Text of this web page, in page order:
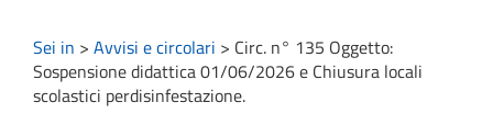
Sei in > Avvisi e circolari > Circ. n° 135 Oggetto:
Sospensione didattica 01/06/2026 e Chiusura locali
scolastici perdisinfestazione.